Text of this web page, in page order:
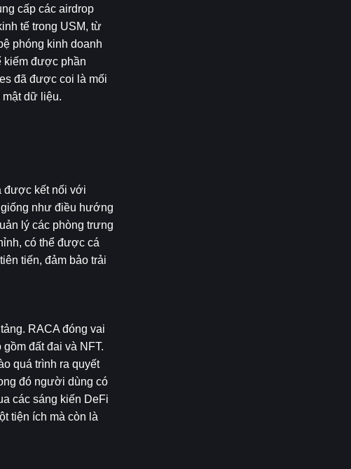
cấp các airdrop
tế trong USM, từ
phóng kinh doanh
kiếm được phần
đã được coi là mối
dữ liệu.
được kết nối với
như điều hướng
lý các phòng trưng
có thể được cá
tiến, đảm bảo trải
RACA đóng vai
đất đai và NFT.
quá trình ra quyết
đó người dùng có
các sáng kiến ​​DeFi
tiện ích mà còn là